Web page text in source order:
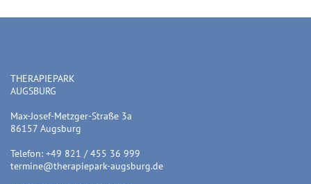
THERAPIEPARK
AUGSBURG
Max-Josef-Metzger-Straße 3a
86157 Augsburg
Telefon: +49 821 / 455 36 999
termine@therapiepark-augsburg.de